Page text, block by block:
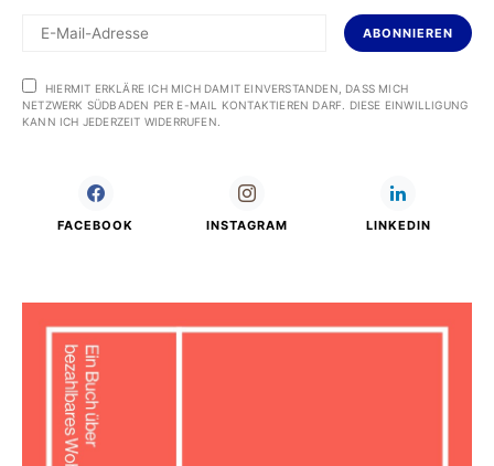
ABONNIEREN
HIERMIT ERKLÄRE ICH MICH DAMIT EINVERSTANDEN, DASS MICH
NETZWERK SÜDBADEN PER E-MAIL KONTAKTIEREN DARF. DIESE EINWILLIGUNG
KANN ICH JEDERZEIT WIDERRUFEN.
FACEBOOK INSTAGRAM LINKEDIN